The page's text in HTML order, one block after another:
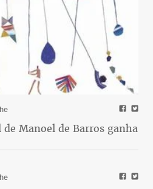
Manoel de Barros ganha